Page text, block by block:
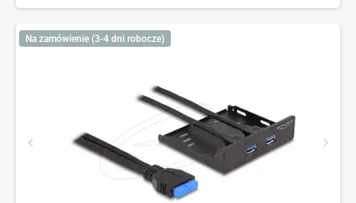
Na zamówienie (3-4 dni robocze)